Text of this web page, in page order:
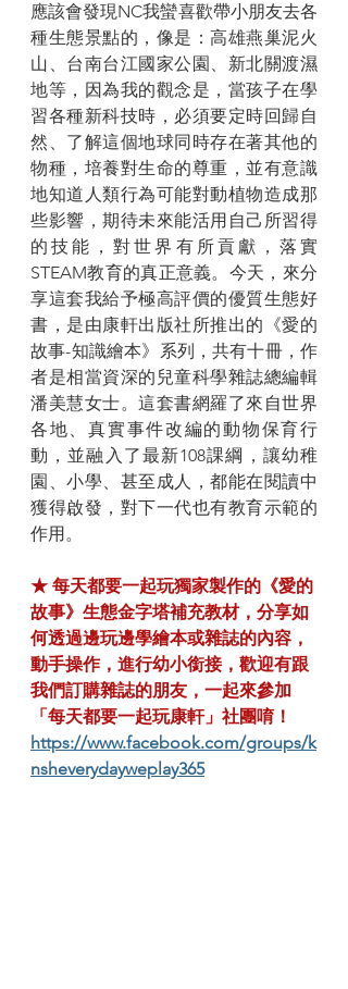
應該會發現NC我蠻喜歡帶小朋友去各
種生態景點的，像是：高雄燕巢泥火
山、台南台江國家公園、新北關渡濕
地等，因為我的觀念是，當孩子在學
習各種新科技時，必須要定時回歸自
然、了解這個地球同時存在著其他的
物種，培養對生命的尊重，並有意識
地知道人類行為可能對動植物造成那
些影響，期待未來能活用自己所習得
的技能，對世界有所貢獻，落實
STEAM教育的真正意義。今天，來分
享這套我給予極高評價的優質生態好
書，是由康軒出版社所推出的《愛的
故事-知識繪本》系列，共有十冊，作
者是相當資深的兒童科學雜誌總編輯
潘美慧女士。這套書網羅了來自世界
各地、真實事件改編的動物保育行
動，並融入了最新108課綱，讓幼稚
園、小學、甚至成人，都能在閱讀中
獲得啟發，對下一代也有教育示範的
作用。
★ 每天都要一起玩獨家製作的《愛的
故事》生態金字塔補充教材，分享如
何透過邊玩邊學繪本或雜誌的內容，
動手操作，進行幼小銜接，歡迎有跟
我們訂購雜誌的朋友，一起來參加
「每天都要一起玩康軒」社團唷！
https://www.facebook.com/groups/k
nsheverydayweplay365